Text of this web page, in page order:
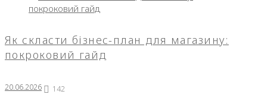
Як скласти бізнес-план для магазину:
покроковий гайд
20.06.2026 142